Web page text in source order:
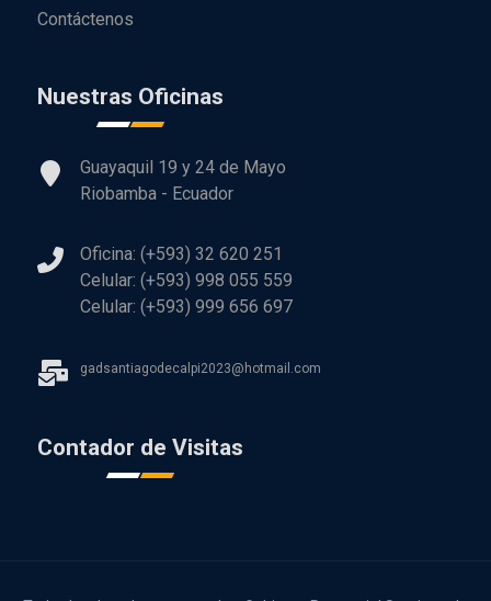
Contáctenos
Nuestras Oficinas
Guayaquil 19 y 24 de Mayo
Riobamba - Ecuador
Oficina: (+593) 32 620 251
Celular: (+593) 998 055 559
Celular: (+593) 999 656 697
gadsantiagodecalpi2023@hotmail.com
Contador de Visitas